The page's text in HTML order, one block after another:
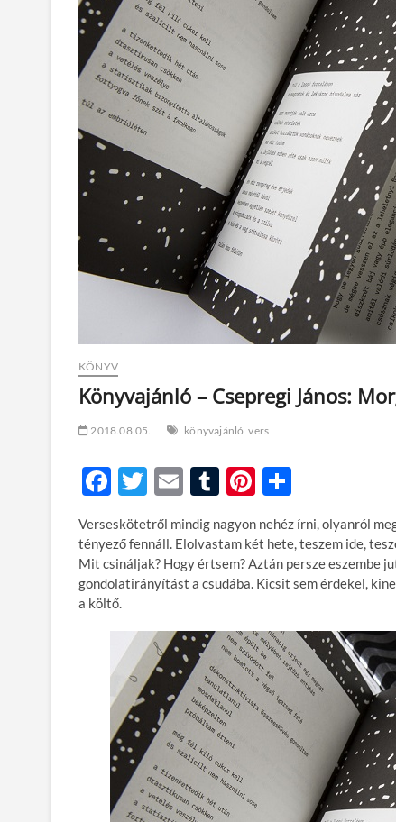
KÖNYV
Könyvajánló – Csepregi János:
2018.08.05. könyvajánló vers
F
ac
e
b
o
k
T
w
itt
er
E
m
ail
T
m
bl
r
Pi
nt
er
es
t
ss
za
m
e
g
Verseskötetről mindig nagyon nehéz írni, olyanról
tényező fennáll. Elolvastam két hete, teszem ide,
Mit csináljak? Hogy értsem? Aztán persze eszembe
gondolatirányítást a csudába. Kicsit sem érdekel,
a költő.